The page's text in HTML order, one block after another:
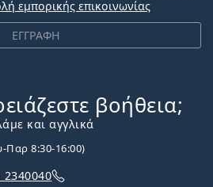
ΕΓΓΡΑΦΗ
εμπορικής επικοινωνίας
βοήθεια;
και αγγλικά
Παρ 8:30-16:00)
2340040